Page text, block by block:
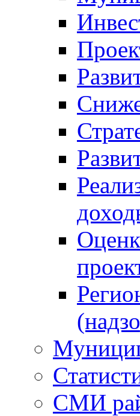
СМИ